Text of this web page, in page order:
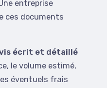
entreprise
ces documents
écrit et détaillé
le volume estimé,
éventuels frais